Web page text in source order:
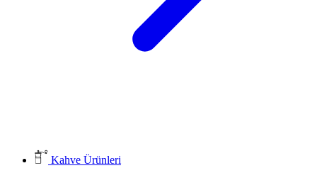
Kahve Ürünleri